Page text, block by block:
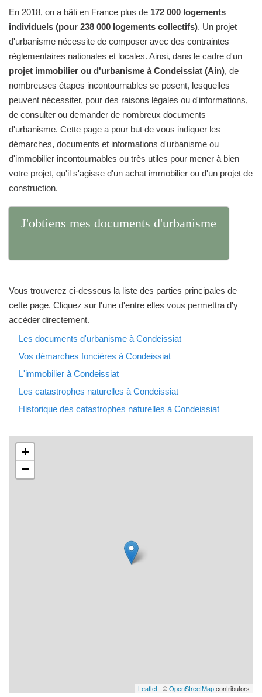
En 2018, on a bâti en France plus de 172 000 logements
individuels (pour 238 000 logements collectifs). Un projet
d'urbanisme nécessite de composer avec des contraintes
règlementaires nationales et locales. Ainsi, dans le cadre d'un
projet immobilier ou d'urbanisme à Condeissiat (Ain), de
nombreuses étapes incontournables se posent, lesquelles
peuvent nécessiter, pour des raisons légales ou d'informations,
de consulter ou demander de nombreux documents
d'urbanisme. Cette page a pour but de vous indiquer les
démarches, documents et informations d'urbanisme ou
d'immobilier incontournables ou très utiles pour mener à bien
votre projet, qu'il s'agisse d'un achat immobilier ou d'un projet de
construction.
J'obtiens mes documents d'urbanisme
Vous trouverez ci-dessous la liste des parties principales de
cette page. Cliquez sur l'une d'entre elles vous permettra d'y
accéder directement.
Les documents d'urbanisme à Condeissiat
Vos démarches foncières à Condeissiat
L'immobilier à Condeissiat
Les catastrophes naturelles à Condeissiat
Historique des catastrophes naturelles à Condeissiat
+
−
Leaflet | ©OpenStreetMapcontributors